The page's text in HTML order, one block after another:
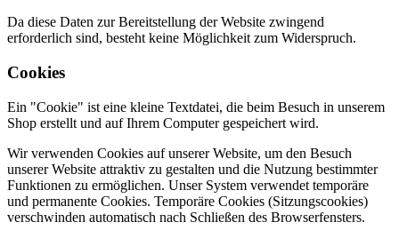
Da diese Daten zur Bereitstellung der Website zwingend
erforderlich sind, besteht keine Möglichkeit zum Widerspruch.
Cookies
Ein "Cookie" ist eine kleine Textdatei, die beim Besuch in unserem
Shop erstellt und auf Ihrem Computer gespeichert wird.
Wir verwenden Cookies auf unserer Website, um den Besuch
unserer Website attraktiv zu gestalten und die Nutzung bestimmter
Funktionen zu ermöglichen. Unser System verwendet temporäre
und permanente Cookies. Temporäre Cookies (Sitzungscookies)
verschwinden automatisch nach Schließen des Browserfensters.